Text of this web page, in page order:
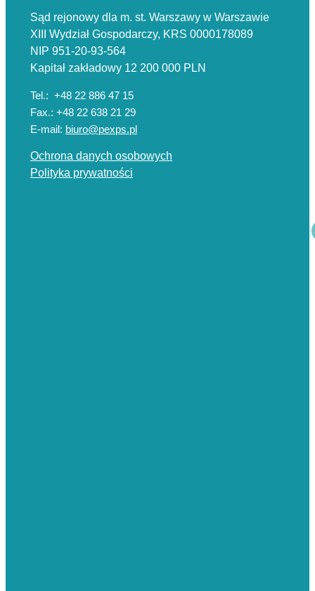
Sąd rejonowy dla m. st. Warszawy w Warszawie
XIII Wydział Gospodarczy, KRS 0000178089
NIP 951-20-93-564
Kapitał zakładowy 12 200 000 PLN
Tel.: +48 22 886 47 15
Fax.: +48 22 638 21 29
E-mail: biuro@pexps.pl
Ochrona danych osobowych
Polityka prywatności